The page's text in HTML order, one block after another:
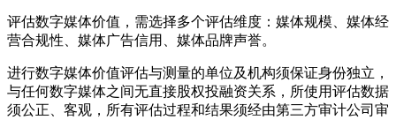
评估数字媒体价值，需选择多个评估维度：媒体规模、媒体经
营合规性、媒体广告信用、媒体品牌声誉。
进行数字媒体价值评估与测量的单位及机构须保证身份独立，
与任何数字媒体之间无直接股权投融资关系，所使用评估数据
须公正、客观，所有评估过程和结果须经由第三方审计公司审